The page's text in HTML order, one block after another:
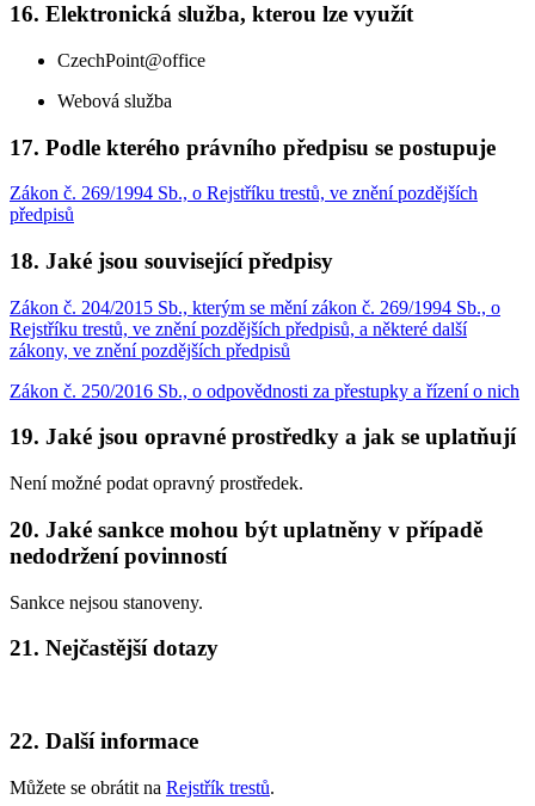
16. Elektronická služba, kterou lze využít
CzechPoint@office
Webová služba
17. Podle kterého právního předpisu se postupuje
Zákon č. 269/1994 Sb., o Rejstříku trestů, ve znění pozdějších
předpisů
18. Jaké jsou související předpisy
Zákon č. 204/2015 Sb., kterým se mění zákon č. 269/1994 Sb., o
Rejstříku trestů, ve znění pozdějších předpisů, a některé další
zákony, ve znění pozdějších předpisů
Zákon č. 250/2016 Sb., o odpovědnosti za přestupky a řízení o nich
19. Jaké jsou opravné prostředky a jak se uplatňují
Není možné podat opravný prostředek.
20. Jaké sankce mohou být uplatněny v případě
nedodržení povinností
Sankce nejsou stanoveny.
21. Nejčastější dotazy
22. Další informace
Můžete se obrátit na Rejstřík trestů.